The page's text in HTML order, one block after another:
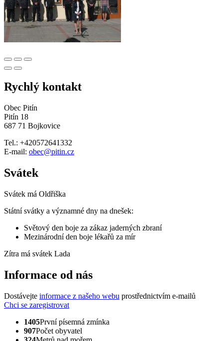
Rychlý kontakt
Obec Pitín
Pitín 18
687 71 Bojkovice
Tel.: +420572641332
E-mail: obec@pitin.cz
Svátek
Svátek má Oldřiška
Státní svátky a významné dny na dnešek:
Světový den boje za zákaz jaderných zbraní
Mezinárodní den boje lékařů za mír
Zítra má svátek Lada
Informace od nás
Dostávejte informace z našeho webu prostřednictvím e-mailů
Chci se zaregistrovat
1405První písemná zmínka
907Počet obyvatel